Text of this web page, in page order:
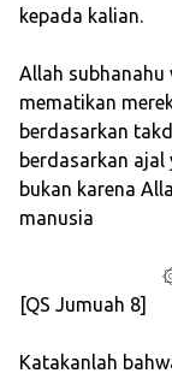
kepada kalian.
Allah subhanahu
mematikan
berdasarkan
berdasarkan ajal
bukan karena
manusia
[QS Jumuah 8]
Katakanlah